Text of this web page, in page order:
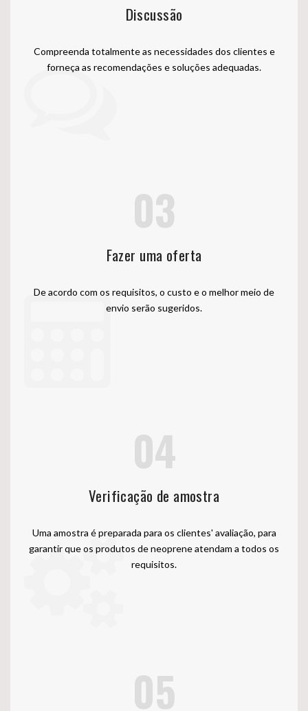
Discussão
Compreenda totalmente as necessidades dos clientes e
forneça as recomendações e soluções adequadas.
03
Fazer uma oferta
De acordo com os requisitos, o custo e o melhor meio de
envio serão sugeridos.
04
Verificação de amostra
Uma amostra é preparada para os clientes' avaliação, para
garantir que os produtos de neoprene atendam a todos os
requisitos.
05